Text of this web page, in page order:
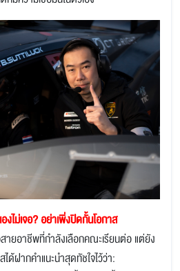
ไม่เจอ? อย่าเพิ่งปิดกั้นโอกาส
ยอาชีพที่กำลังเลือกคณะเรียนต่อ แต่ยัง
ได้ฝากคำแนะนำสุดทัชใจไว้ว่า: